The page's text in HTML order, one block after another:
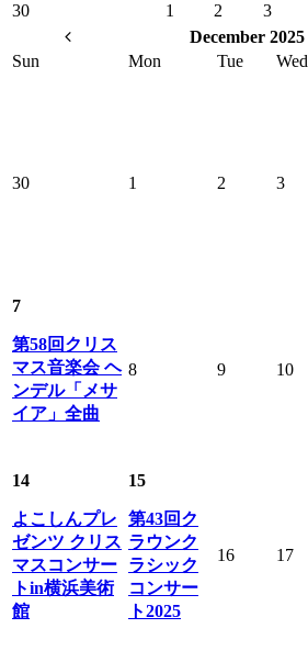
30 1 2 3
December 2025
Sun
Mon Tue Wed
30 1 2 3
7
第58回クリス
マス音楽会 ヘ
ンデル「メサ
イア」全曲
8 9 10
14
よこしんプレ
ゼンツ クリス
マスコンサー
トin横浜美術
館
15
第43回ク
ラウンク
ラシック
コンサー
ト2025
16 17